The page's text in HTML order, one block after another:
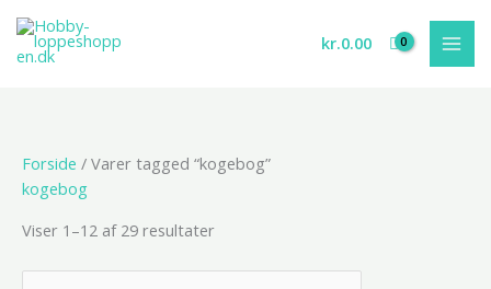
indholdet
kr.0.00
Forside / Varer tagged “kogebog”
kogebog
Viser 1–12 af 29 resultater